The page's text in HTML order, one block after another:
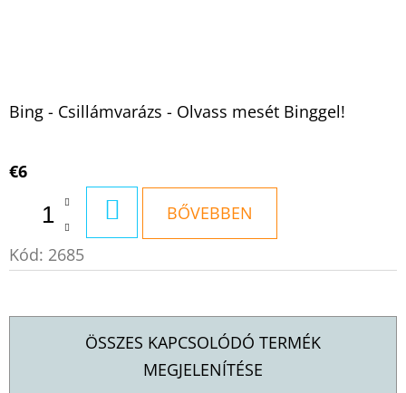
Bing - Csillámvarázs - Olvass mesét Binggel!
€6
KOSÁRBABŐVEBBEN
Kód: 2685
ÖSSZES KAPCSOLÓDÓ TERMÉK
MEGJELENÍTÉSE